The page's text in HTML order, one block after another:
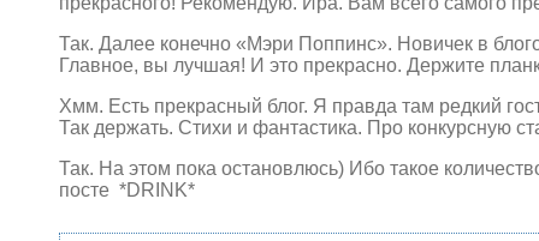
Так. Далее конечно «Мэри Поппинс». Новичек в
Главное, вы лучшая! И это прекрасно. Держите
Хмм. Есть прекрасный блог. Я правда там редкий
Так держать. Стихи и фантастика. Про
Так. На этом пока остановлюсь) Ибо такое
посте *DRINK*